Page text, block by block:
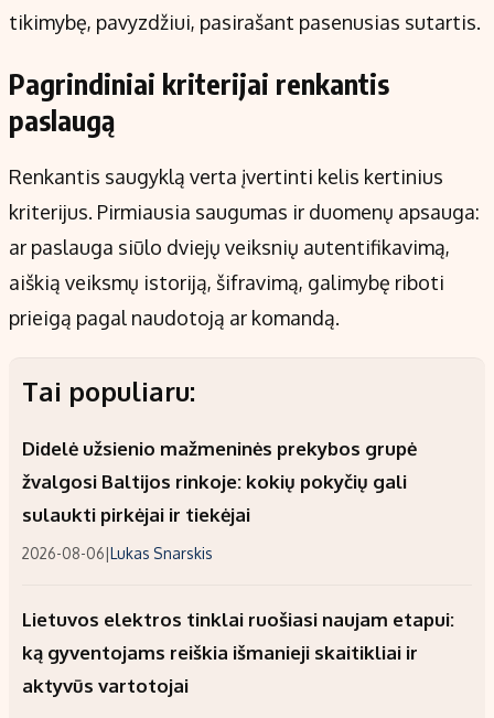
tikimybę, pavyzdžiui, pasirašant pasenusias sutartis.
Pagrindiniai kriterijai renkantis
paslaugą
Renkantis saugyklą verta įvertinti kelis kertinius
kriterijus. Pirmiausia saugumas ir duomenų apsauga:
ar paslauga siūlo dviejų veiksnių autentifikavimą,
aiškią veiksmų istoriją, šifravimą, galimybę riboti
prieigą pagal naudotoją ar komandą.
Tai populiaru:
Didelė užsienio mažmeninės prekybos grupė
žvalgosi Baltijos rinkoje: kokių pokyčių gali
sulaukti pirkėjai ir tiekėjai
2026-08-06|Lukas Snarskis
Lietuvos elektros tinklai ruošiasi naujam etapui:
ką gyventojams reiškia išmanieji skaitikliai ir
aktyvūs vartotojai